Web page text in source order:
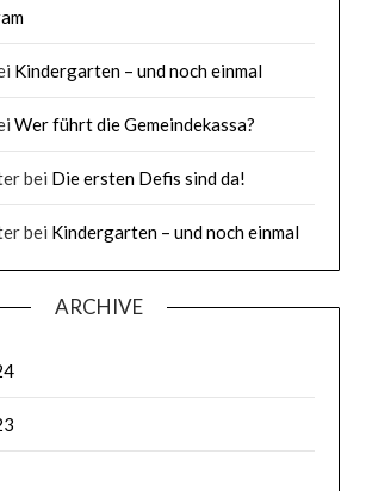
Kindergarten – und noch einmal
Wer führt die Gemeindekassa?
bei Die ersten Defis sind da!
bei Kindergarten – und noch einmal
ARCHIVE